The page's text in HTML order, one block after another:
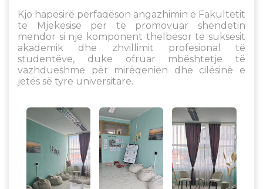
Kjo hapësirë përfaqëson angazhimin e Fakultetit
të Mjekësisë për të promovuar shëndetin
mendor si një komponent thelbësor të suksesit
akademik dhe zhvillimit profesional të
studentëve, duke ofruar mbështetje të
vazhdueshme për mirëqenien dhe cilësinë e
jetës së tyre universitare.